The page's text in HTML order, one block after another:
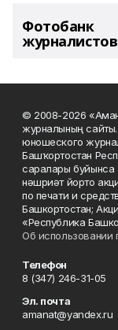
Фотобанк
© 2008-2026
журналының
юношеского
Башҡортостан
саралары буйынса
нәшриәт йорто
по печати и
Башкортостан;
«Республика
Об использовании
Телефон
8 (347) 246-31-05
Эл. почта
amanat@yandex.ru